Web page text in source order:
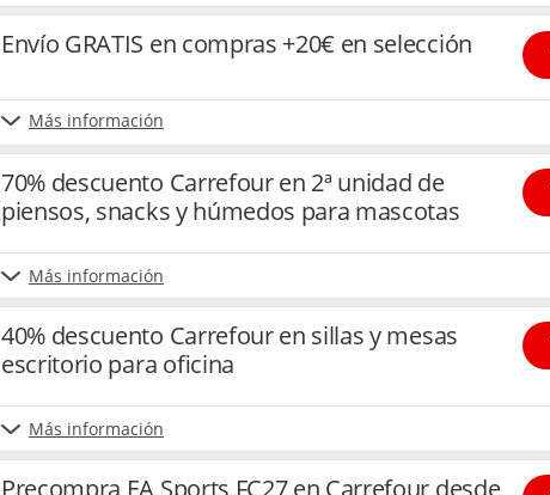
Envío GRATIS en compras +20€ en selección
Más información
70% descuento Carrefour en 2ª unidad de
piensos, snacks y húmedos para mascotas
Más información
40% descuento Carrefour en sillas y mesas
escritorio para oficina
Más información
Precompra EA Sports FC27 en Carrefour desde